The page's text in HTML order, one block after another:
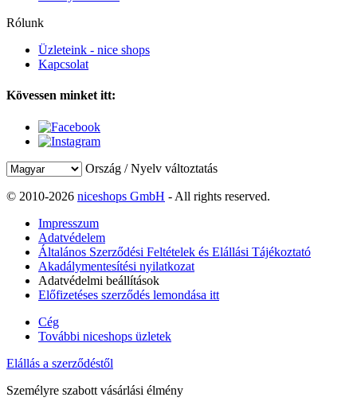
Rólunk
Üzleteink - nice shops
Kapcsolat
Kövessen minket itt:
Ország / Nyelv változtatás
© 2010-2026 niceshops GmbH - All rights reserved.
Impresszum
Adatvédelem
Általános Szerződési Feltételek és Elállási Tájékoztató
Akadálymentesítési nyilatkozat
Adatvédelmi beállítások
Előfizetéses szerződés lemondása itt
Cég
További niceshops üzletek
Elállás a szerződéstől
Személyre szabott vásárlási élmény